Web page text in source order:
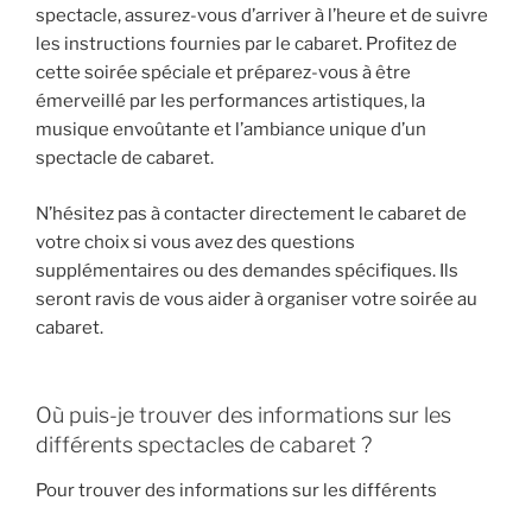
spectacle, assurez-vous d’arriver à l’heure et de suivre
les instructions fournies par le cabaret. Profitez de
cette soirée spéciale et préparez-vous à être
émerveillé par les performances artistiques, la
musique envoûtante et l’ambiance unique d’un
spectacle de cabaret.
N’hésitez pas à contacter directement le cabaret de
votre choix si vous avez des questions
supplémentaires ou des demandes spécifiques. Ils
seront ravis de vous aider à organiser votre soirée au
cabaret.
Où puis-je trouver des informations sur les
différents spectacles de cabaret ?
Pour trouver des informations sur les différents